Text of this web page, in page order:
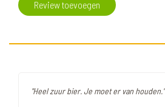
Review toevoegen
"Heel zuur bier. Je moet er van houden."